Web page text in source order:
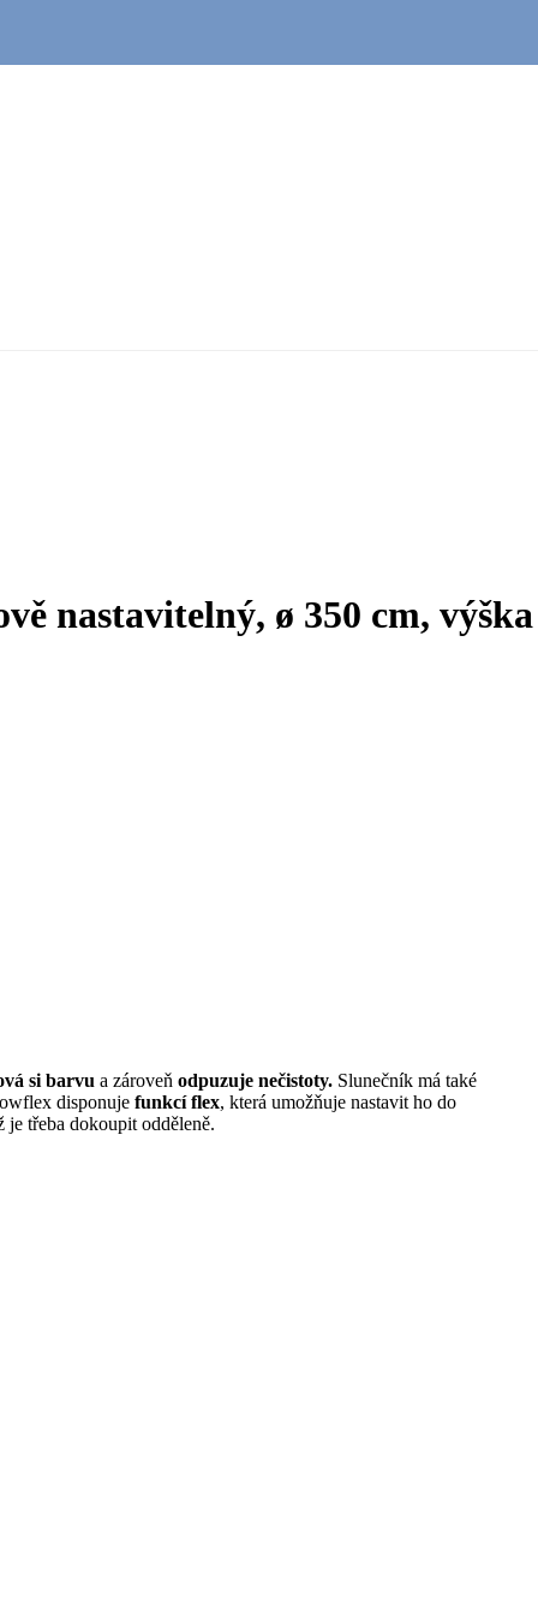
nastavitelný, ø 350 cm, výška
si barvu a zároveň odpuzuje nečistoty. Slunečník má také
disponuje funkcí flex, která umožňuje nastavit ho do
třeba dokoupit odděleně.